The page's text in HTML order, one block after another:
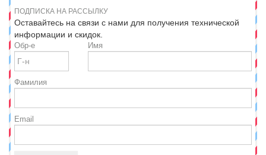
ПОДПИСКА НА РАССЫЛКУ
Оставайтесь на связи с нами для получения технической
информации и скидок.
Обр-е Имя
Фамилия
Email